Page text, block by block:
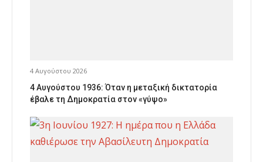
4 Αυγούστου 2026
4 Αυγούστου 1936: Όταν η μεταξική δικτατορία
έβαλε τη Δημοκρατία στον «γύψο»